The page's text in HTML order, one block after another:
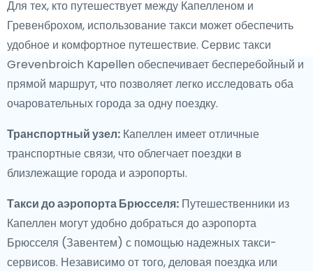
Для тех, кто путешествует между Капелленом и
Гревенброхом, использование такси может обеспечить
удобное и комфортное путешествие. Сервис такси
Grevenbroich Kapellen обеспечивает бесперебойный и
прямой маршрут, что позволяет легко исследовать оба
очаровательных города за одну поездку.
Транспортный узел: Капеллен имеет отличные
транспортные связи, что облегчает поездки в
близлежащие города и аэропорты.
Такси до аэропорта Брюсселя: Путешественники из
Капеллен могут удобно добраться до аэропорта
Брюсселя (Завентем) с помощью надежных такси-
сервисов. Независимо от того, деловая поездка или